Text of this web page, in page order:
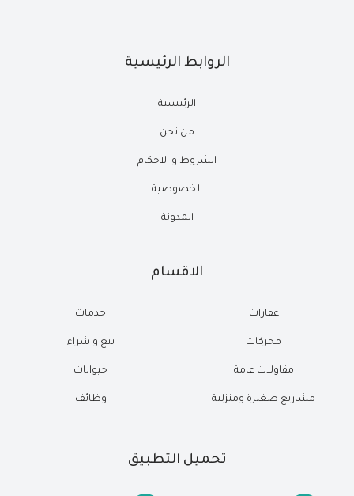
الروابط الرئيسية
الرئيسية
من نحن
الشروط و الاحكام
الخصوصية
المدونة
الاقسام
عقارات
محركات
مقاولات عامة
مشاريع صغيرة ومنزلية
خدمات
بيع و شراء
حيوانات
وظائف
تحميل التطبيق